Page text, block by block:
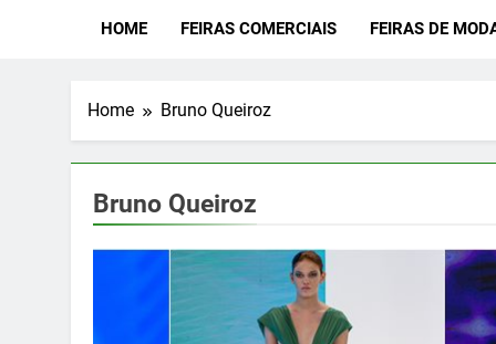
HOME FEIRAS COMERCIAIS FEIRAS DE
Home Bruno Queiroz
Bruno Queiroz